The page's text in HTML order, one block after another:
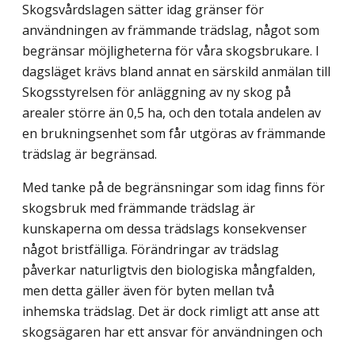
Skogsvårdslagen sätter idag gränser för
användningen av främmande trädslag, något som
begränsar möjligheterna för våra skogsbrukare. I
dagsläget krävs bland annat en särskild anmälan till
Skogsstyrelsen för anläggning av ny skog på
arealer större än 0,5 ha, och den totala andelen av
en brukningsenhet som får utgöras av främmande
trädslag är begränsad.
Med tanke på de begränsningar som idag finns för
skogsbruk med främmande trädslag är
kunskaperna om dessa trädslags konsekvenser
något bristfälliga. Förändringar av trädslag
påverkar naturligtvis den biologiska mångfalden,
men detta gäller även för byten mellan två
inhemska trädslag. Det är dock rimligt att anse att
skogsägaren har ett ansvar för användningen och